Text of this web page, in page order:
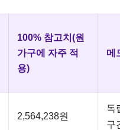
100% 참고치(원
가구에 자주 적
용)
메
2,564,238원
독
구